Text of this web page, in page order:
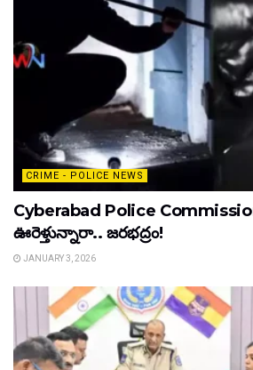
CRIME - POLICE NEWS
Cyberabad Police
ఊరెళ్తున్నారా.. జరభద్రం!
JANUARY 3, 2026